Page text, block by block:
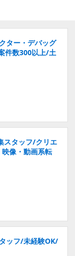
ター・デバッグ
件数300以上/土
スタッフ/クリエ
像・動画系転
ッフ/未経験OK/